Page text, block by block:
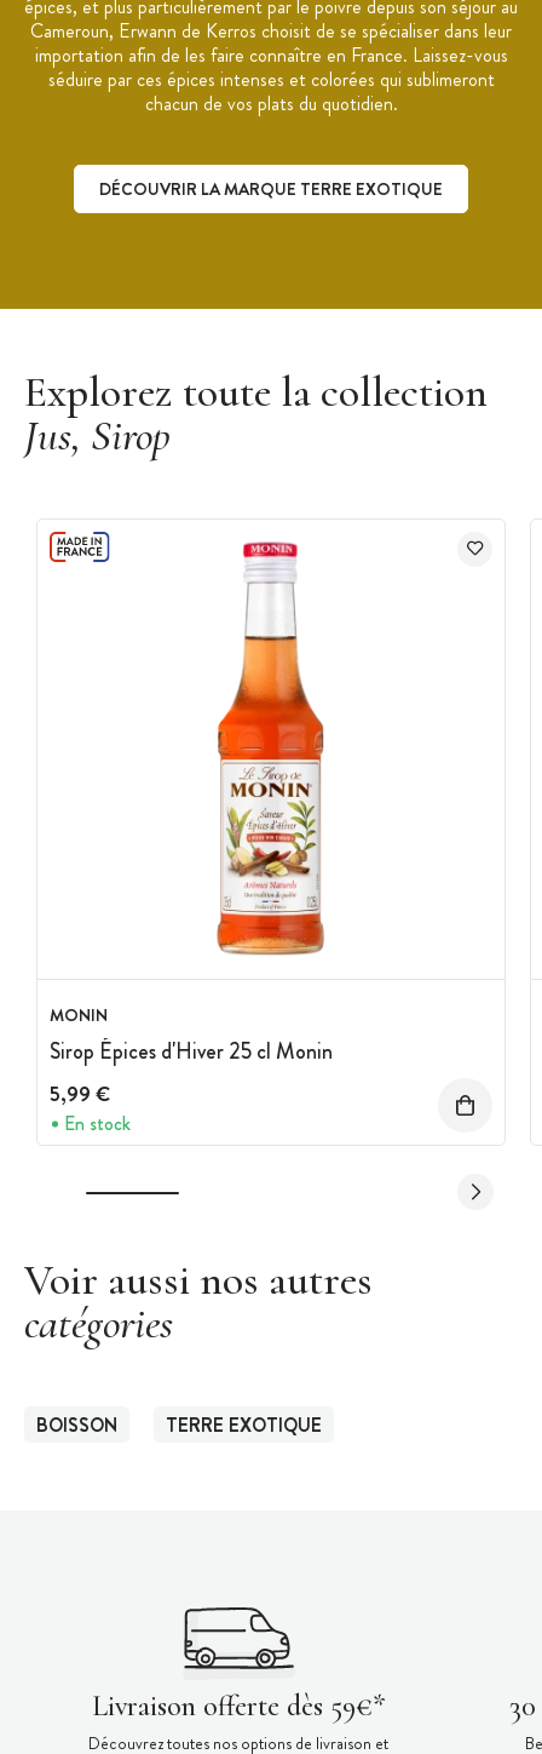
épices, et plus particulièrement par le poivre depuis son séjour au
Cameroun, Erwann de Kerros choisit de se spécialiser dans leur
importation afin de les faire connaître en France. Laissez-vous
séduire par ces épices intenses et colorées qui sublimeront
chacun de vos plats du quotidien.
DÉCOUVRIR LA MARQUE TERRE EXOTIQUE
Explorez toute la collection
Jus, Sirop
MONIN
Sirop Épices d'Hiver 25 cl Monin
5,99 €
En stock
Voir aussi nos autres
catégories
BOISSON TERRE EXOTIQUE
Livraison offerte dès 59€*
Découvrez toutes nos options de livraison et